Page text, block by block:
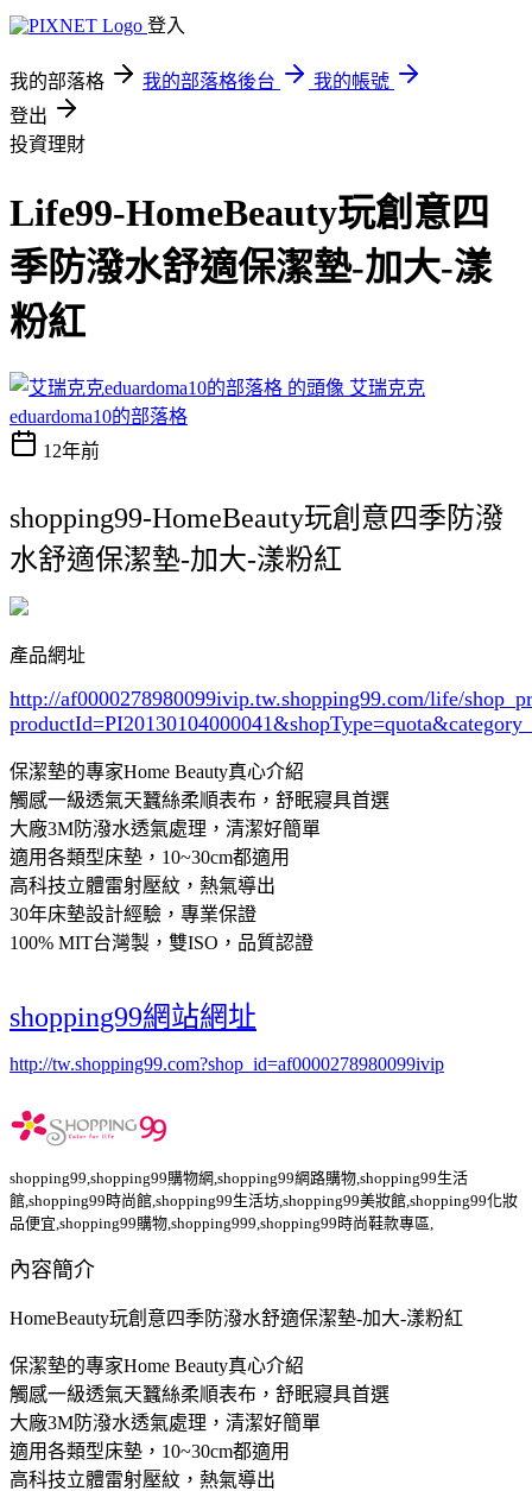
登入
我的部落格 我的部落格後台
我的帳號
登出
投資理財
Life99-HomeBeauty玩創意四
季防潑水舒適保潔墊-加大-漾
粉紅
艾瑞克克
eduardoma10的部落格
12年前
shopping99-HomeBeauty玩創意四季防潑
水舒適保潔墊-加大-漾粉紅
產品網址
http://af0000278980099ivip.tw.shopping99.com/life/
保潔墊的專家Home Beauty真心介紹
觸感一級透氣天蠶絲柔順表布，舒眠寢具首選
大廠3M防潑水透氣處理，清潔好簡單
適用各類型床墊，10~30cm都適用
高科技立體雷射壓紋，熱氣導出
30年床墊設計經驗，專業保證
100% MIT台灣製，雙ISO，品質認證
shopping99網站網址
http://tw.shopping99.com?shop_id=af0000278980099ivip
shopping99,shopping99購物網,shopping99網路購物,shopping99生活
館,shopping99時尚館,shopping99生活坊,shopping99美妝館,shopping99化妝
品便宜,shopping99購物,shopping999,shopping99時尚鞋款專區,
內容簡介
HomeBeauty玩創意四季防潑水舒適保潔墊-加大-漾粉紅
保潔墊的專家Home Beauty真心介紹
觸感一級透氣天蠶絲柔順表布，舒眠寢具首選
大廠3M防潑水透氣處理，清潔好簡單
適用各類型床墊，10~30cm都適用
高科技立體雷射壓紋，熱氣導出